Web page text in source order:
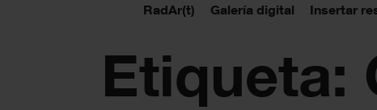
RadAr(t) Galería digital Insertar
Etiqueta: